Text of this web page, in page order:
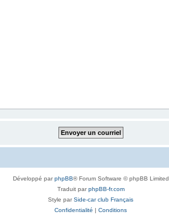
Développé parphpBB® Forum Software © phpBB Limited
Traduit parphpBB-fr.com
Style parSide-car club Français
Confidentialité | Conditions